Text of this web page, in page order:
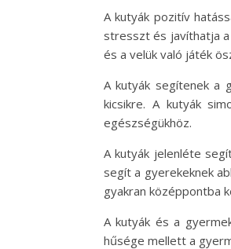
A kutyák pozitív
stresszt és javíthatja
és a velük való játék
A kutyák segítenek a
kicsikre. A kutyák
egészségükhöz.
A kutyák jelenléte
segít a gyerekeknek
gyakran középpontba
A kutyák és a
hűsége mellett a